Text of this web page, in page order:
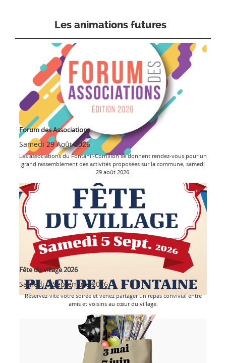
Les animations futures
Forum des Associations
Samedi 29 Août 2026
Les associations du Fontanil-Cornillon se donnent rendez-vous pour un
grand rassemblement des activités proposées sur la commune, samedi
29 août 2026.
Fête du village 2026
Samedi 5 Septembre 2026
Réservez-vite votre soirée et venez partager un repas convivial entre
amis et voisins au cœur du village.